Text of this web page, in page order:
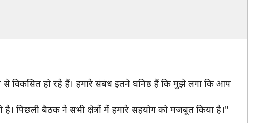
से विकसित हो रहे हैं। हमारे संबंध इतने घनिष्ठ हैं कि मुझे लगा कि आप
है। पिछली बैठक ने सभी क्षेत्रों में हमारे सहयोग को मजबूत किया है।"